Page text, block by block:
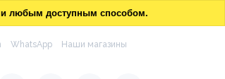
любым доступным способом.
WhatsApp Наши магазины